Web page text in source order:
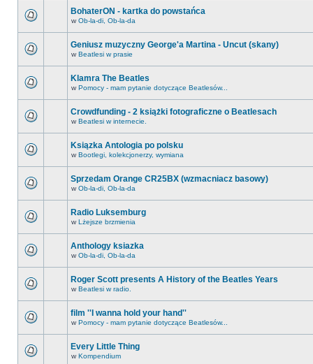
BohaterON - kartka do powstańca
w Ob-la-di, Ob-la-da
Geniusz muzyczny George'a Martina - Uncut (skany)
w Beatlesi w prasie
Klamra The Beatles
w Pomocy - mam pytanie dotyczące Beatlesów...
Crowdfunding - 2 książki fotograficzne o Beatlesach
w Beatlesi w internecie.
Ksiązka Antologia po polsku
w Bootlegi, kolekcjonerzy, wymiana
Sprzedam Orange CR25BX (wzmacniacz basowy)
w Ob-la-di, Ob-la-da
Radio Luksemburg
w Lżejsze brzmienia
Anthology ksiazka
w Ob-la-di, Ob-la-da
Roger Scott presents A History of the Beatles Years
w Beatlesi w radio.
film ''I wanna hold your hand''
w Pomocy - mam pytanie dotyczące Beatlesów...
Every Little Thing
w Kompendium